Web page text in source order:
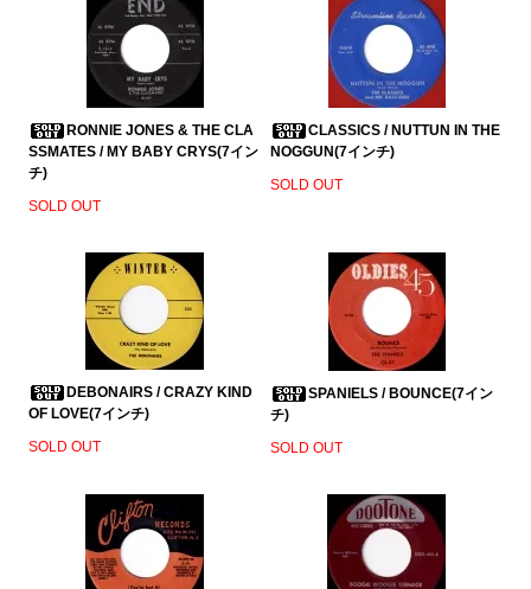
RONNIE JONES & THE CLA
SSMATES / MY BABY CRYS(7イン
チ)
SOLD OUT
CLASSICS / NUTTUN IN THE
NOGGUN(7インチ)
SOLD OUT
DEBONAIRS / CRAZY KIND
OF LOVE(7インチ)
SOLD OUT
SPANIELS / BOUNCE(7イン
チ)
SOLD OUT